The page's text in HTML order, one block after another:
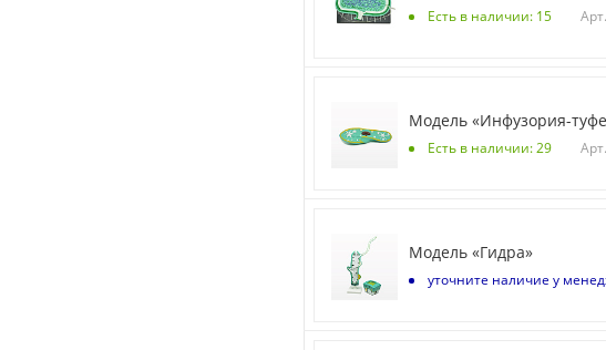
Есть в наличии: 15
Модель «Инфузория-
Есть в наличии: 29
Модель «Гидра»
уточните наличие у